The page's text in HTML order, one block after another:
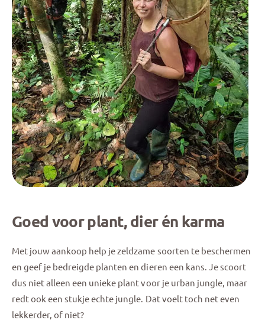
Goed voor plant, dier én karma
Met jouw aankoop help je zeldzame soorten te beschermen
en geef je bedreigde planten en dieren een kans. Je scoort
dus niet alleen een unieke plant voor je urban jungle, maar
redt ook een stukje echte jungle. Dat voelt toch net even
lekkerder, of niet?